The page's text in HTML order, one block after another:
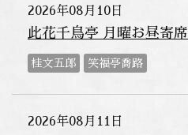
2026年08月10日
此花千鳥亭 月曜お昼寄席
桂文五郎 笑福亭喬路
2026年08月11日